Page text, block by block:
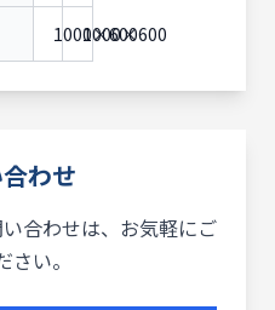
1000×600
1000×600
わせ
合わせは、お気軽にご
さい。